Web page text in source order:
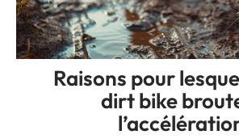
Raisons pour
dirt bike